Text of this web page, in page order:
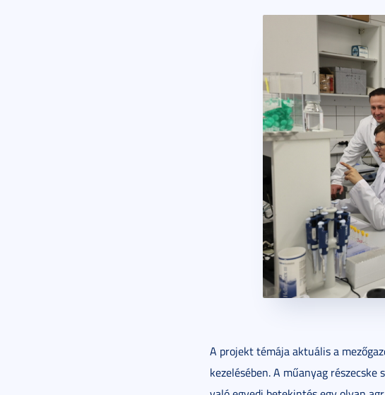
A projekt témája aktuális a
kezelésében. A műanyag